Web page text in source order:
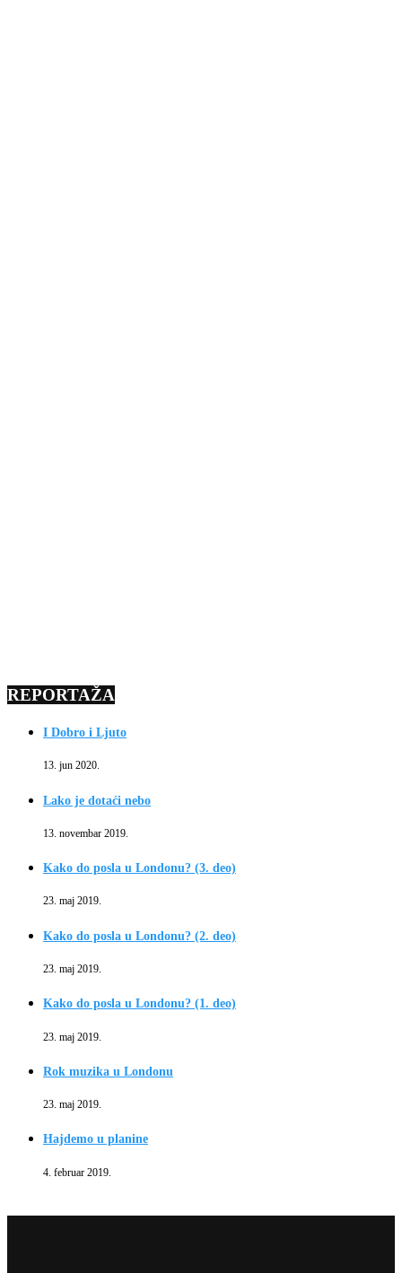
REPORTAŽA
I Dobro i Ljuto
13. jun 2020.
Lako je dotaći nebo
13. novembar 2019.
Kako do posla u Londonu? (3. deo)
23. maj 2019.
Kako do posla u Londonu? (2. deo)
23. maj 2019.
Kako do posla u Londonu? (1. deo)
23. maj 2019.
Rok muzika u Londonu
23. maj 2019.
Hajdemo u planine
4. februar 2019.